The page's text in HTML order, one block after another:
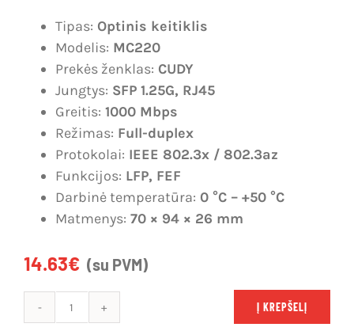
Vartų automatika
Įeigos kontrolė
Telefonspynės
Tinklų įranga
Maitinimo šaltiniai
Išpardavimas
Paskyra
vardas:
Slaptažodis:
Prisiminti
Tipas: Optinis keitiklis
Modelis: MC220
Prekės ženklas: CUDY
Jungtys: SFP 1.25G, RJ45
Greitis: 1000 Mbps
Režimas: Full-duplex
Protokolai: IEEE 802.3x / 802.3az
Funkcijos: LFP, FEF
Darbinė temperatūra: 0 °C – +50 °C
Matmenys: 70 × 94 × 26 mm
14.63€ (su PVM)
produkto
Į KREPŠELĮ